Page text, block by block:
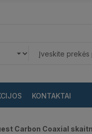
KONTAKTAI
Carbon Coaxial